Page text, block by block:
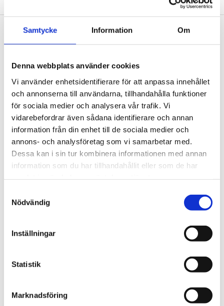
Samtycke Information Om
Denna webbplats använder cookies
Vi använder enhetsidentifierare för att anpassa innehållet
och annonserna till användarna, tillhandahålla funktioner
för sociala medier och analysera vår trafik. Vi
vidarebefordrar även sådana identifierare och annan
information från din enhet till de sociala medier och
annons- och analysföretag som vi samarbetar med.
Dessa kan i sin tur kombinera informationen med annan
information som du har tillhandahållit eller som de har
Nödvändig
Inställningar
Statistik
Marknadsföring
Footer
Contact us
enquiry, we look forward to hearing from you.
We are Tengbom
We create sustainable and beautiful architecture
that strenghtens our clients as well as our society.
Work with us
help us make the world a better place.
Our services
any kind of building or space. How may we help